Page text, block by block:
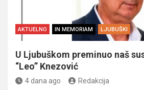
AKTUELNO IN MEMORIAM LJUBUŠKI
U Ljubuškom preminuo naš
“Leo” Knezović
4 dana ago Redakcija